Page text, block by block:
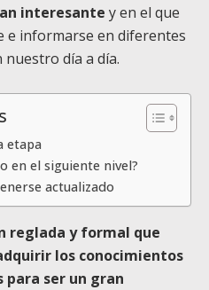
interesante y en el que
e informarse en diferentes
día a día.
etapa
en el siguiente nivel?
actualizado
reglada y formal que
los conocimientos
para ser un gran